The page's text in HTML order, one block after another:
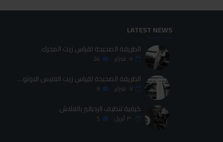
LATEST NEWS
الطريقة الصحيحة لقياس زيت المحرك
٠٧ فبراير 24
الطريقة الصحيحة لقياس زيت الفتيس الاوتوماتيك
٠٧ فبراير 6
كيفية تنظيف الردياتير بالفلاش
٣٠ أبريل 5